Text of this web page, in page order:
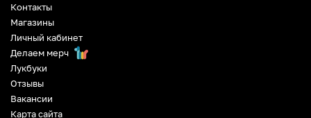
Контакты
Магазины
Личный кабинет
Делаем мерч
Лукбуки
Отзывы
Вакансии
Карта сайта